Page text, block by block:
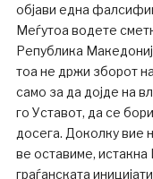
објави една
Меѓутоа водете
Република
тоа не држи зборот
само за да дојде на
го Уставот, да се
досега. Доколку вие
ве оставиме,
граѓанската